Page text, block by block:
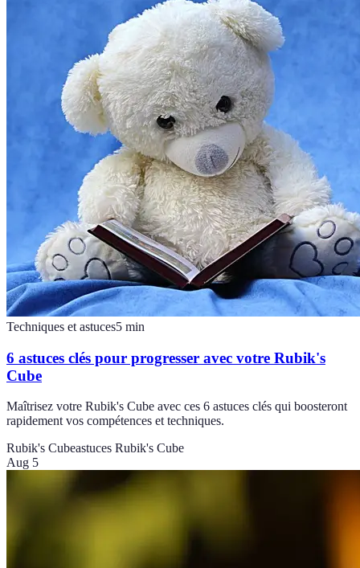
Techniques et astuces5 min
6 astuces clés pour progresser avec votre Rubik's
Cube
Maîtrisez votre Rubik's Cube avec ces 6 astuces clés qui boosteront
rapidement vos compétences et techniques.
Rubik's Cubeastuces Rubik's Cube
Aug 5